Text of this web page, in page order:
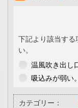
下記より該当する
い。
温風吹き出し
吸込みが弱い。
カテゴリー：